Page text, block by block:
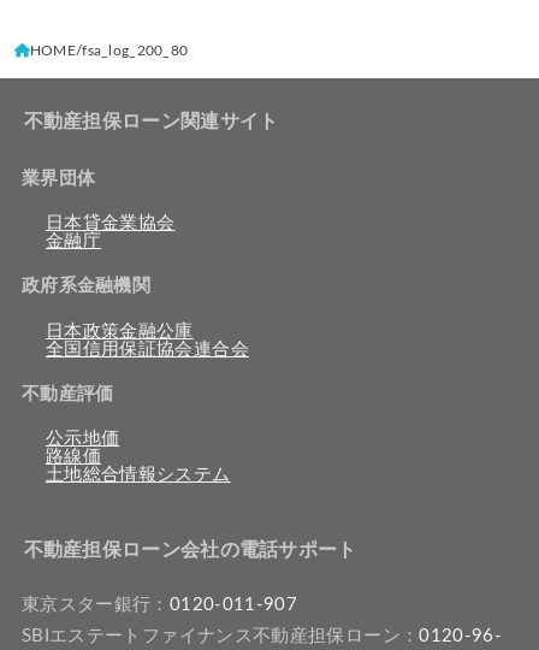
HOME fsa_log_200_80
不動産担保ローン関連サイト
業界団体
日本貸金業協会
金融庁
政府系金融機関
日本政策金融公庫
全国信用保証協会連合会
不動産評価
公示地価
路線価
土地総合情報システム
不動産担保ローン会社の電話サポート
東京スター銀行： 0120-011-907
SBIエステートファイナンス不動産担保ローン：0120-96-